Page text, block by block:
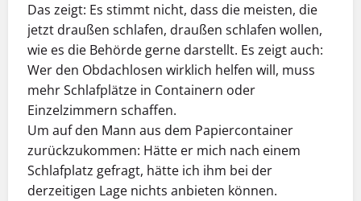
Das zeigt: Es stimmt nicht, dass die meisten, die
jetzt draußen schlafen, draußen schlafen wollen,
wie es die Behörde gerne darstellt. Es zeigt auch:
Wer den Obdachlosen wirklich helfen will, muss
mehr Schlafplätze in Containern oder
Einzelzimmern schaffen.
Um auf den Mann aus dem Papiercontainer
zurückzukommen: Hätte er mich nach einem
Schlafplatz gefragt, hätte ich ihm bei der
derzeitigen Lage nichts anbieten können.